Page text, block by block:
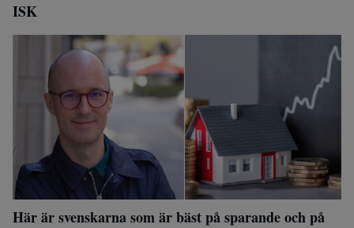
ISK
Här är svenskarna som är bäst på sparande och på